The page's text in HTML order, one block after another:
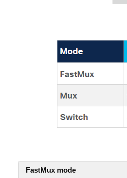
FastMux mode